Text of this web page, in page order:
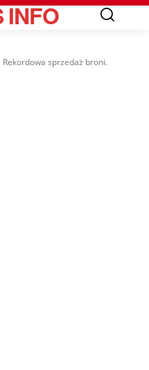
INFO
Rekordowa sprzedaż broni.